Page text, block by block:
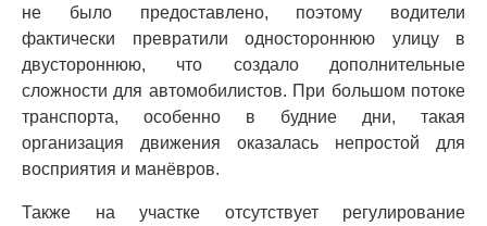
не было предоставлено, поэтому водители
фактически превратили одностороннюю улицу в
двустороннюю, что создало дополнительные
сложности для автомобилистов. При большом потоке
транспорта, особенно в будние дни, такая
организация движения оказалась непростой для
восприятия и манёвров.
Также на участке отсутствует регулирование